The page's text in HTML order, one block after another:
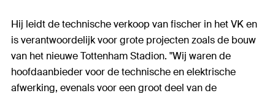
Hij leidt de technische verkoop van fischer in het VK en
is verantwoordelijk voor grote projecten zoals de bouw
van het nieuwe Tottenham Stadion. "Wij waren de
hoofdaanbieder voor de technische en elektrische
afwerking, evenals voor een groot deel van de